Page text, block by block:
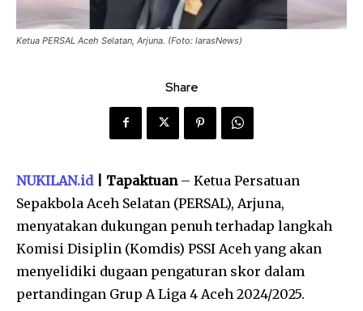
Ketua PERSAL Aceh Selatan, Arjuna. (Foto: larasNews)
Share
NUKILAN.id| Tapaktuan– Ketua Persatuan
Sepakbola Aceh Selatan (PERSAL), Arjuna,
menyatakan dukungan penuh terhadap langkah
Komisi Disiplin (Komdis) PSSI Aceh yang akan
menyelidiki dugaan pengaturan skor dalam
pertandingan Grup A Liga 4 Aceh 2024/2025.